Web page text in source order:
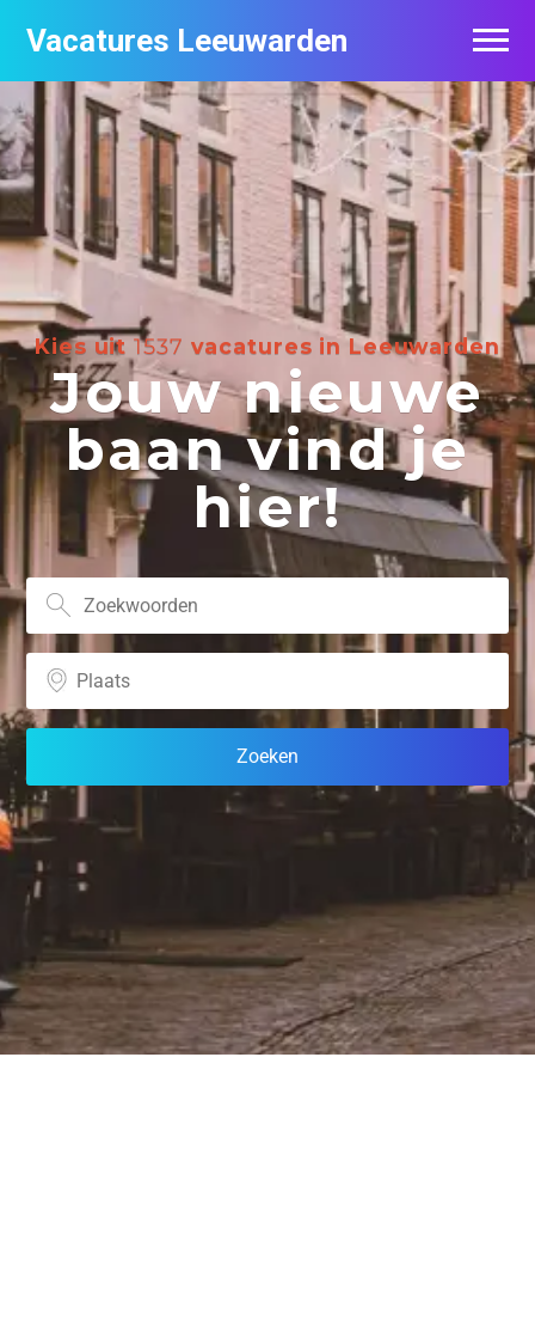
Vacatures Leeuwarden
Kies uit1537 vacatures in Leeuwarden
Jouw nieuwe
baan vind je
hier!
Vacatures per bedrijf
De populairste vacatures in Leeuwarden
Nieuwsbrief feed